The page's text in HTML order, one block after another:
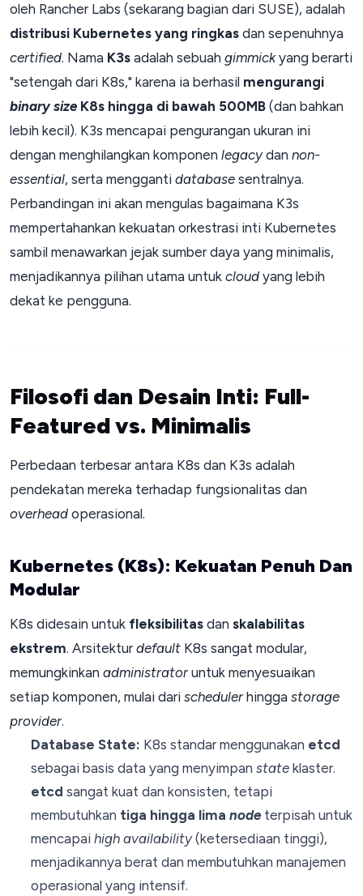
oleh Rancher Labs (sekarang bagian dari SUSE), adalah
distribusi Kubernetes yang ringkas dan sepenuhnya
certified. Nama K3s adalah sebuah gimmickyang berarti
"setengah dari K8s," karena ia berhasil mengurangi
binary sizeK8s hingga di bawah 500MB (dan bahkan
lebih kecil). K3s mencapai pengurangan ukuran ini
dengan menghilangkan komponen legacydan non-
essential, serta mengganti database sentralnya.
Perbandingan ini akan mengulas bagaimana K3s
mempertahankan kekuatan orkestrasi inti Kubernetes
sambil menawarkan jejak sumber daya yang minimalis,
menjadikannya pilihan utama untuk cloud yang lebih
dekat ke pengguna.
Filosofi dan Desain Inti: Full-
Featured vs. Minimalis
Perbedaan terbesar antara K8s dan K3s adalah
pendekatan mereka terhadap fungsionalitas dan
overhead operasional.
Kubernetes (K8s): Kekuatan Penuh Dan
Modular
K8s didesain untuk fleksibilitas dan skalabilitas
ekstrem. Arsitekturdefault K8s sangat modular,
memungkinkan administratoruntuk menyesuaikan
setiap komponen, mulai dari schedulerhingga storage
provider.
Database State: K8s standar menggunakan etcd
sebagai basis data yang menyimpan stateklaster.
etcd sangat kuat dan konsisten, tetapi
membutuhkan tiga hingga lima nodeterpisah untuk
mencapai high availability(ketersediaan tinggi),
menjadikannya berat dan membutuhkan manajemen
operasional yang intensif.